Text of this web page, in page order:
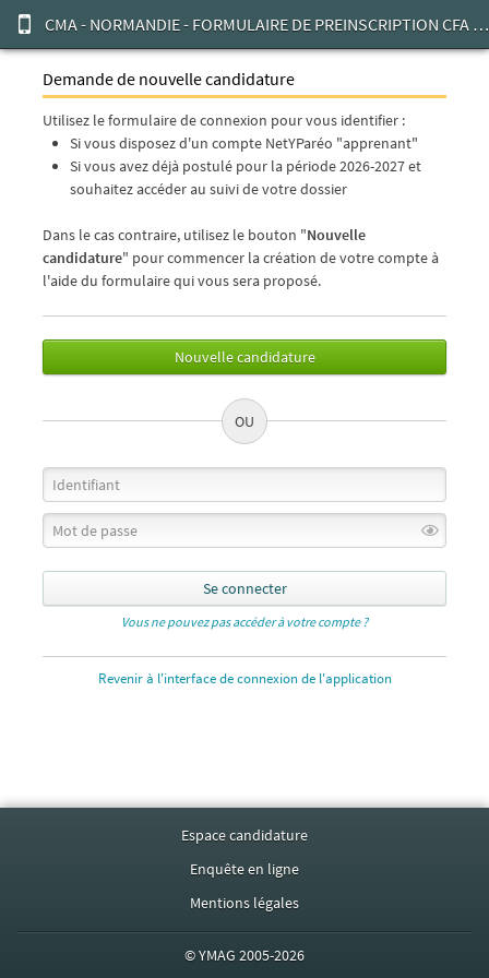
CMA - NORMANDIE - FORMULAIRE DE PREINSCRIPTION CFA CMA NORMANDIE
Demande de nouvelle candidature
Utilisez le formulaire de connexion pour vous identifier :
Si vous disposez d'un compte NetYParéo "apprenant"
Si vous avez déjà postulé pour la période 2026-2027 et
souhaitez accéder au suivi de votre dossier
Dans le cas contraire, utilisez le bouton "Nouvelle
candidature" pour commencer la création de votre compte à
l'aide du formulaire qui vous sera proposé.
Nouvelle candidature
Se connecter
Vous ne pouvez pas accéder à votre compte ?
Revenir à l'interface de connexion de l'application
Espace candidature
Enquête en ligne
Mentions légales
©YMAG 2005-2026